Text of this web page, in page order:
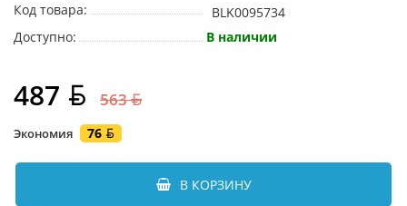
Код товара:
BLK0095734
Доступно:
В наличии
487 563
Экономия 76
В КОРЗИНУ